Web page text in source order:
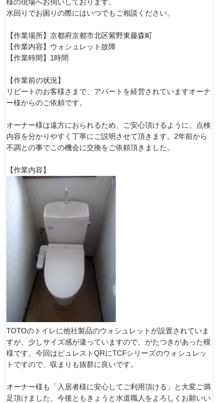
様の現場へお伺いしております。
水回りでお困りの際にはいつでもご相談ください。
【作業場所】京都府京都市北区紫野東藤森町
【作業内容】ウォシュレット故障
【作業時間】1時間
【作業前の状況】
リピートのお客様さまで、アパートを経営されていますオーナ
ー様からのご依頼です。
オーナー様は遠方におられるため、ご安心頂けるように、点検
内容を分かりやすく丁寧にご説明させて頂きます。2年前から
不調との事でこの機会に交換をご依頼頂きました。
【作業内容】
TOTOのトイレに他社製品のウォシュレットが設置されていま
すが、少しサイズ感が違っていますので、がたつきがあった模
様です。今回はピュレストQRにTCFシリーズのウォシュレッ
トですので、収まりも抜群に良いです。
オーナー様も「入居者様に安心してご利用頂ける」と大変ご満
足頂けました、今後ともきょうと水道職人をよろしくお願いい